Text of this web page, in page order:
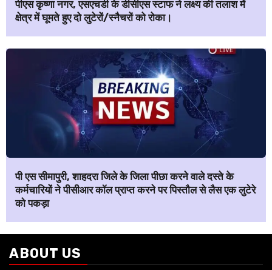
पीएस कृष्णा नगर, एसएचडी के डीसीएस स्टाफ ने लक्ष्य की तलाश में
क्षेत्र में घूमते हुए दो लुटेरों/स्नैचरों को रोका।
पी एस सीमापुरी, शाहदरा जिले के जिला पीछा करने वाले दस्ते के
कर्मचारियों ने पीसीआर कॉल प्राप्त करने पर पिस्तौल से लैस एक लुटेरे
को पकड़ा
ABOUT US